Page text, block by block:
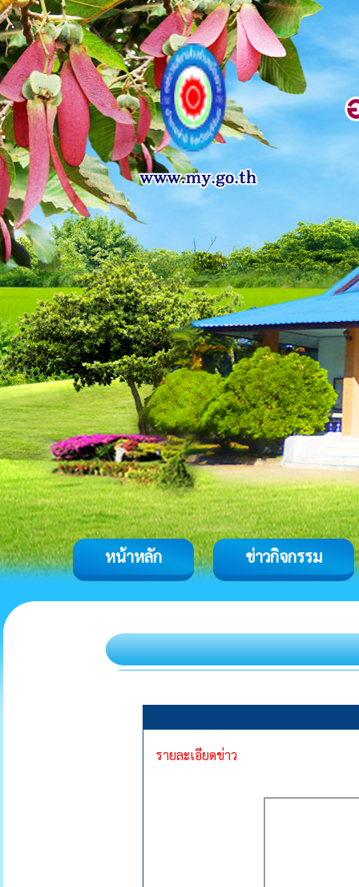
หน้าหลัก ข่าวกิจกรรม
รายละเอียดข่าว